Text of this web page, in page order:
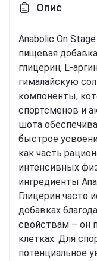
Опис
Anabolic On
пищевая
глицерин, L-
гималайскую
компоненты,
спортсменов и
шота
быстрое
как часть
интенсивных
ингредиенты
Глицерин часто
добавках
свойствам – он
клетках. Для
потенциальное